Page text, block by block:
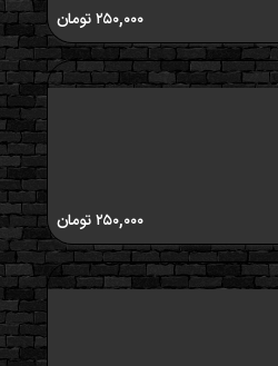
۲۵۰,۰۰۰تومان
۲۵۰,۰۰۰تومان